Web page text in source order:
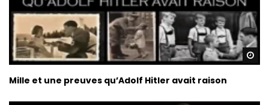
Mille et une preuves qu’Adolf Hitler avait raison